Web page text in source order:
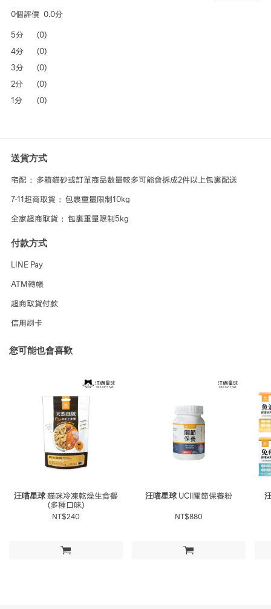
0個評價 0.0分
5分
(0)
4分
(0)
3分
(0)
2分
(0)
1分
(0)
送貨方式
宅配 ：多箱貓砂或訂單商品數量較多可能會拆成2件以上包裹配送
7-11超商取貨 ：包裹重量限制10kg
全家超商取貨 ：包裹重量限制5kg
付款方式
LINE Pay
ATM轉帳
超商取貨付款
信用刷卡
您可能也會喜歡
加入購物車
汪喵星球貓咪冷凍乾燥生食餐
(多種口味)
NT$240
加入購物車
汪喵星球 UCll關節保養粉
NT$880